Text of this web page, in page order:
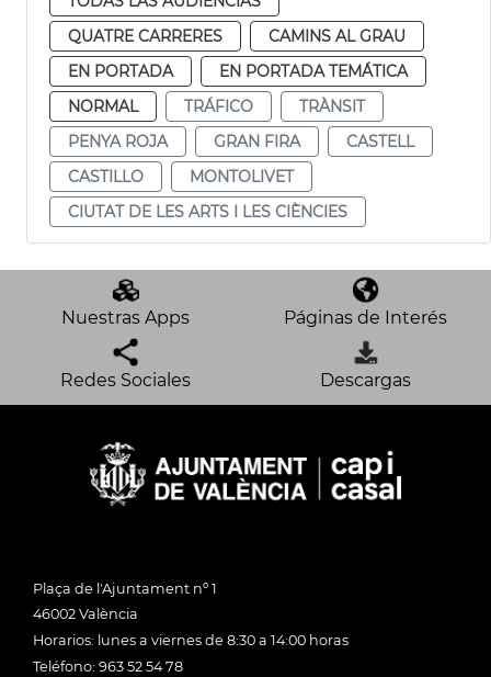
QUATRE CARRERES
CAMINS AL GRAU
EN PORTADA
EN PORTADA TEMÁTICA
NORMAL
TRÁFICO
TRÀNSIT
PENYA ROJA
GRAN FIRA
CASTELL
CASTILLO
MONTOLIVET
CIUTAT DE LES ARTS I LES CIÈNCIES
Nuestras Apps Páginas de Interés
Redes Sociales Descargas
Plaça de l'Ajuntament nº 1
46002 València
Horarios: lunes a viernes de 8:30 a 14:00 horas
Teléfono: 963 52 54 78